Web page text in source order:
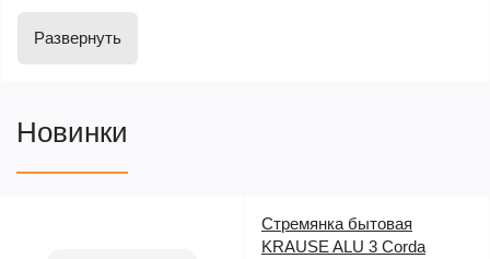
оксидную пленку, которая защищает металл от воздействий
службы лестницы. Дополнительное преимущество лестниц из
такого материала – он не пачкает руки (в отличие от обычного
Развернуть
Новинки
Стремянка бытовая
KRAUSE ALU 3 Corda